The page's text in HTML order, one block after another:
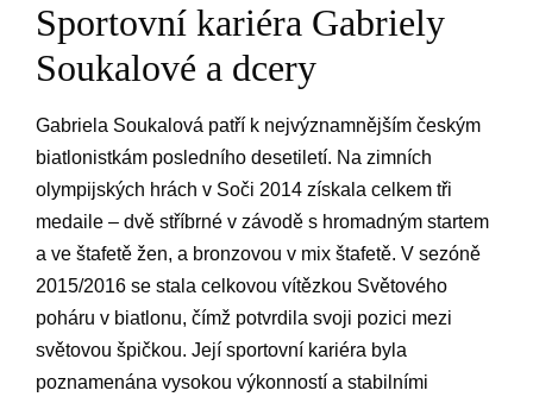
Sportovní kariéra Gabriely
Soukalové a dcery
Gabriela Soukalová patří k nejvýznamnějším českým
biatlonistkám posledního desetiletí. Na zimních
olympijských hrách v Soči 2014 získala celkem tři
medaile – dvě stříbrné v závodě s hromadným startem
a ve štafetě žen, a bronzovou v mix štafetě. V sezóně
2015/2016 se stala celkovou vítězkou Světového
poháru v biatlonu, čímž potvrdila svoji pozici mezi
světovou špičkou. Její sportovní kariéra byla
poznamenána vysokou výkonností a stabilními